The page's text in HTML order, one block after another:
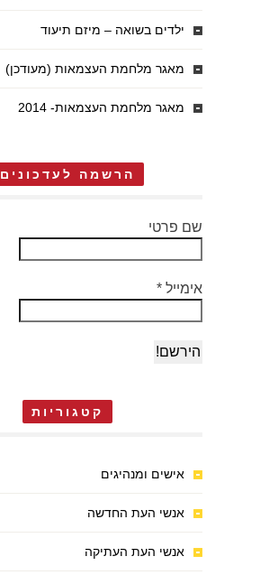
ילדים בשואה – מיזם תיעוד
מאגר מלחמת העצמאות (מעודכן)
מאגר מלחמת העצמאות- 2014
הרשמה לעדכונים
שם פרטי
אימייל *
קטגוריות
אישים ומנהיגים
אנשי העת החדשה
אנשי העת העתיקה